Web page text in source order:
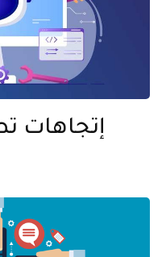
إتجاهات